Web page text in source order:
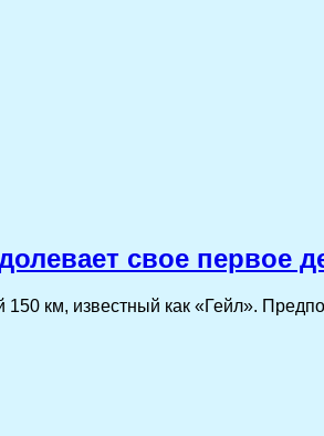
свое первое
150 км, известный как «Гейл».